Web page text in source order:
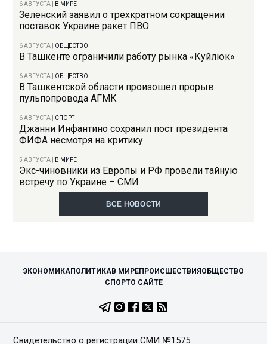
6 АВГУСТА В МИРЕ
Зеленский заявил о трехкратном сокращении
поставок Украине ракет ПВО
6 АВГУСТА ОБЩЕСТВО
В Ташкенте ограничили работу рынка «Куйлюк»
6 АВГУСТА ОБЩЕСТВО
В Ташкентской области произошел прорыв
пульпопровода АГМК
6 АВГУСТА СПОРТ
Джанни Инфантино сохранил пост президента
ФИФА несмотря на критику
5 АВГУСТА В МИРЕ
Экс-чиновники из Европы и РФ провели тайную
встречу по Украине – СМИ
ВСЕ НОВОСТИ
ЭКОНОМИКАПОЛИТИКАВ МИРЕПРОИСШЕСТВИЯ ОБЩЕСТВО
СПОРТО САЙТЕ
Свидетельство о регистрации СМИ №1575